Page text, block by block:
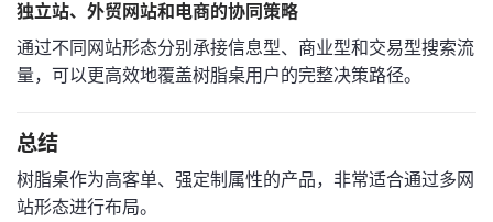
独立站、外贸网站和电商的协同策略
通过不同网站形态分别承接信息型、商业型和交易型搜索流
量，可以更高效地覆盖树脂桌用户的完整决策路径。
总结
树脂桌作为高客单、强定制属性的产品，非常适合通过多网
站形态进行布局。